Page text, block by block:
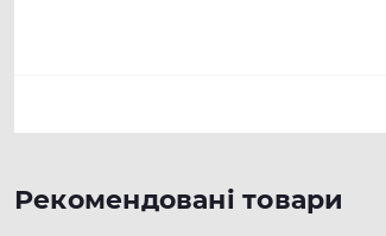
Рекомендовані товари